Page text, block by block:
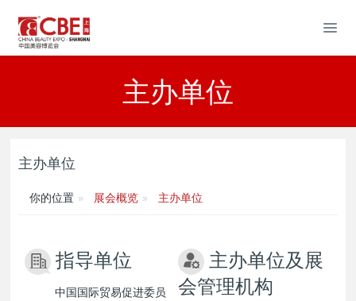
主办单位
主办单位
你的位置 展会概览 主办单位
指导单位
中国国际贸易促进委员
主办单位及展
会管理机构